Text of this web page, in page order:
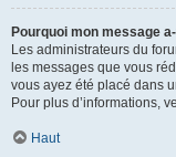
Pourquoi mon message
Les administrateurs du
les messages que vous
vous ayez été placé dans
Pour plus d’informations,
Haut